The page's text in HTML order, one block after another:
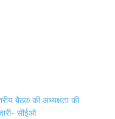
बैठक की अध्यक्षता की
सीईओ